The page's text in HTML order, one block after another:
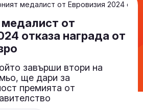
медалист от Евровизия 2024
от
отказа награда от
завърши втори на
ще дари за
премията от